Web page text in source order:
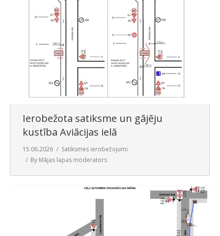
Ierobežota satiksme un gājēju
kustība Aviācijas ielā
15.06.2026
Satiksmes ierobežojumi
By Mājas lapas moderators